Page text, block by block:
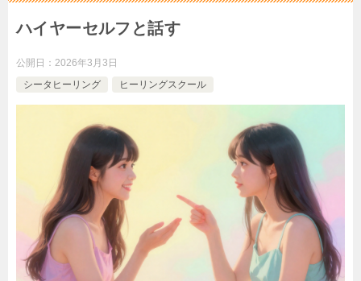
ハイヤーセルフと話す
公開日： 2026年3月3日
シータヒーリング
ヒーリングスクール